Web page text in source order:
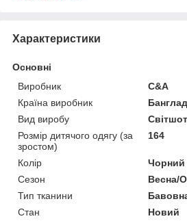
Характеристики
Основні
Виробник
C&A
Країна виробник
Вид виробу
Світшот
Розмір дитячого одягу (за
зростом)
164
Колір
Чорний
Сезон
Весна/
Тип тканини
Стан
Новий